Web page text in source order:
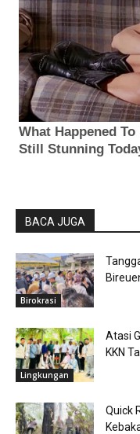
BACA JUGA
Birokrasi
Lingkungan
Atasi
KKN
Quick